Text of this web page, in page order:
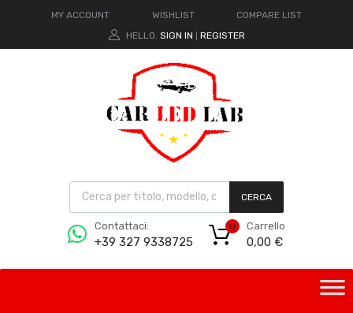
MY ACCOUNT WISHLIST
COMPARE LIST
HELLO. SIGN IN REGISTER
CERCA
Contattaci:
+39 327 9338725
Carrello
0,00 €
0